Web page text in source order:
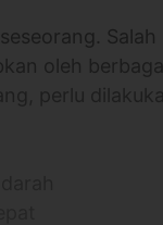
oleh